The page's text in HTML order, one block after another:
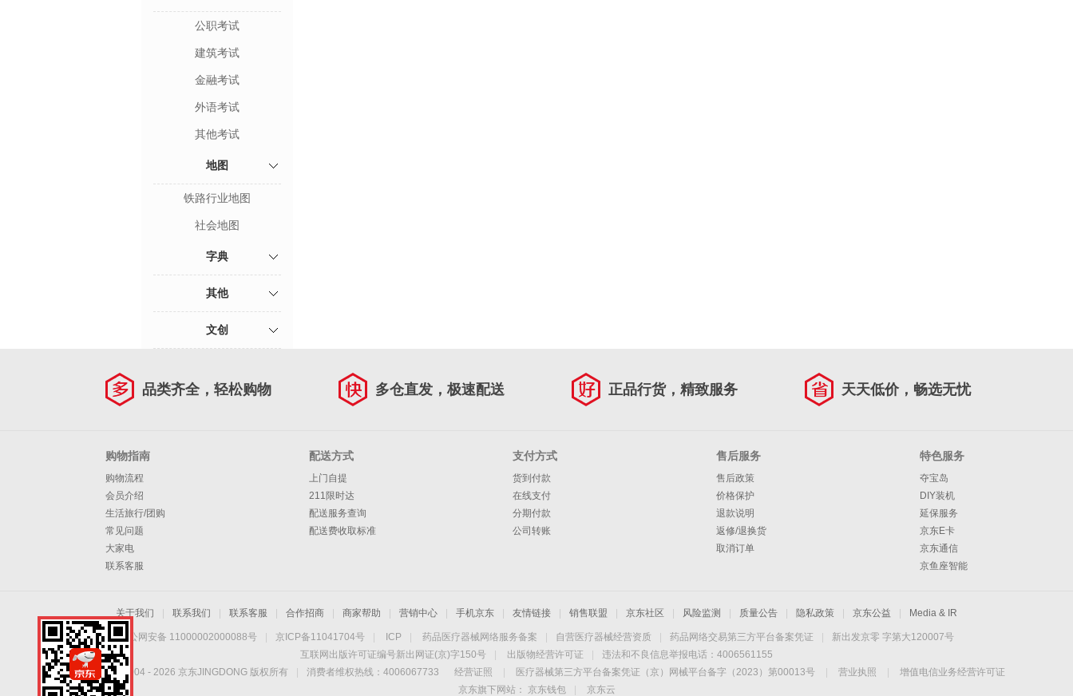
公职考试
建筑考试
金融考试
外语考试
其他考试
地图
铁路行业地图
社会地图
字典
其他
文创
品类齐全，轻松购物 多仓直发，极速配送 正品行货，精致服务 天天低价，畅选无忧
购物指南
购物流程
会员介绍
生活旅行/团购
常见问题
大家电
联系客服
配送方式
上门自提
211限时达
配送服务查询
配送费收取标准
支付方式
货到付款
在线支付
分期付款
公司转账
售后服务
售后政策
价格保护
退款说明
返修/退换货
取消订单
特色服务
夺宝岛
DIY装机
延保服务
京东E卡
京东通信
京鱼座智能
关于我们 联系我们 联系客服 合作招商 商家帮助 营销中心 手机京东 友情链接 销售联盟 京东社区 风险监测 质量公告 隐私政策 京东公益 Media & IR
京公网安备 11000002000088号 京ICP备11041704号 ICP 药品医疗器械网络服务备案 自营医疗器械经营资质 药品网络交易第三方平台备案凭证
新出发京零 字第大120007号
互联网出版许可证编号新出网证(京)字150号
出版物经营许可证
违法和不良信息举报电话：4006561155
Copyright © 2004 - 2026 京东JINGDONG 版权所有 消费者维权热线：4006067733 经营证照 医疗器械第三方平台备案凭证（京）网械平台备字（2023）第00013号 营业执照
增值电信业务经营许可证
京东旗下网站：
京东钱包 京东云